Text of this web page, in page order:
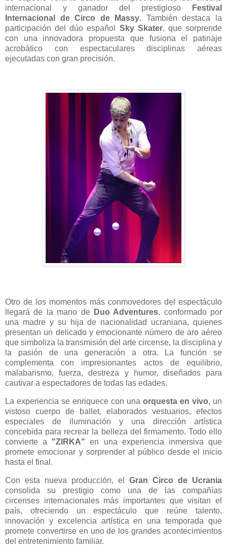
internacional y ganador del prestigioso
Festival
Internacional de Circo de Massy. También destaca la
participación del dúo español Sky Skater, que sorprende
con una innovadora propuesta que fusiona el patinaje
acrobático con espectaculares disciplinas aéreas
ejecutadas con gran precisión.
Otro de los momentos más conmovedores del espectáculo
llegará de la mano de Duo Adventures, conformado por
una madre y su hija de nacionalidad ucraniana, quienes
presentan un delicado y emocionante número de aro aéreo
que simboliza la transmisión del arte circense, la disciplina y
la pasión de una generación a otra. La función se
complementa con impresionantes actos de equilibrio,
malabarismo, fuerza, destreza y humor, diseñados para
cautivar a espectadores de todas las edades.
La experiencia se enriquece con una orquesta en vivo, un
vistoso cuerpo de ballet, elaborados vestuarios, efectos
especiales de iluminación y una dirección artística
concebida para recrear la belleza del firmamento. Todo ello
convierte a "ZIRKA" en una experiencia inmersiva que
promete emocionar y sorprender al público desde el inicio
hasta el final.
Con esta nueva producción, el Gran Circo de Ucrania
consolida su prestigio como una de las compañías
circenses internacionales más importantes que visitan el
país, ofreciendo un espectáculo que reúne talento,
innovación y excelencia artística en una temporada que
promete convertirse en uno de los grandes acontecimientos
del entretenimiento familiar.